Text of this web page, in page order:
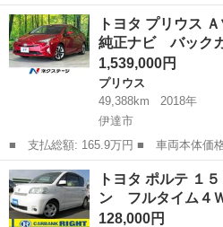
名： トヨタ ■ 車種名： パッソ ■
ビ Ｂｌｕｅｔｏｏｔｈ再生 ＣＤ Ｄ
■ 排気量： ...
福島 郡山市 パッソ
トヨタ プリウス
純正ナビ バック
1,539,000円
プリウス
49,388km
2018年
伊達市
■ 支払総額: 165.9万円 ■ 車両本体価格： 1,539,000 円 ■ メーカ
ー名： トヨタ ■ 車種名： プリウス
ングセレクション 純正ナビ バック
装置 レ...
福島 伊達市 プリウス
トヨタ ポルテ １
ン フルタイム４
128,000円